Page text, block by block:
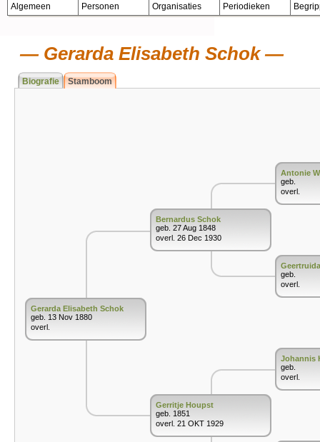
Algemeen Personen Organisaties Periodieken
Gerarda Elisabeth Schok
Biografie Stamboom
Gerarda Elisabeth Schok
geb. 13 Nov 1880
overl.
Bernardus Schok
geb. 27 Aug 1848
overl. 26 Dec 1930
Gerritje Houpst
geb. 1851
overl. 21 OKT 1929
Antonie
geb.
overl.
geb.
overl.
Johannis
geb.
overl.